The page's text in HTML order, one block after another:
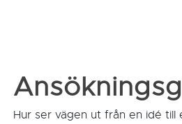
Hur ser vägen ut från en idé